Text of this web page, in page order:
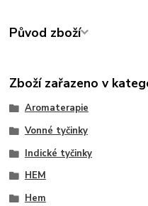
Původ zboží
Zboží zařazeno v
Aromaterapie
Vonné tyčinky
Indické tyčinky
HEM
Hem